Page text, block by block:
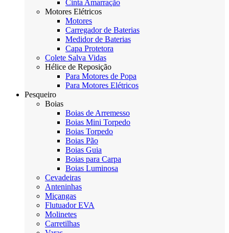
Cinta Amarração
Motores Elétricos
Motores
Carregador de Baterias
Medidor de Baterias
Capa Protetora
Colete Salva Vidas
Hélice de Reposição
Para Motores de Popa
Para Motores Elétricos
Pesqueiro
Boias
Boias de Arremesso
Boias Mini Torpedo
Boias Torpedo
Boias Pão
Boias Guia
Boias para Carpa
Boias Luminosa
Cevadeiras
Anteninhas
Miçangas
Flutuador EVA
Molinetes
Carretilhas